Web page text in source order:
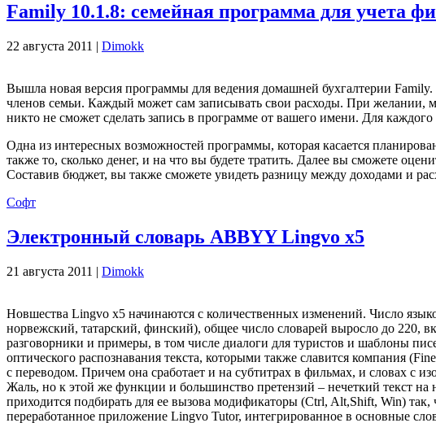
Family 10.1.8: семейная программа для учета
22 августа 2011 | Dimokk
Вышла новая версия программы для ведения домашней бухгалтерии Family.
членов семьи. Каждый может сам записывать свои расходы. При желании,
никто не сможет сделать запись в программе от вашего имени. Для
Одна из интересных возможностей программы, которая касается
также то, сколько денег, и на что вы будете тратить. Далее вы сможете
Составив бюджет, вы также сможете увидеть разницу между доходами и
Софт
Электронный словарь ABBYY Lingvo x5
21 августа 2011 | Dimokk
Новшества Lingvo x5 начинаются с количественных изменений. Число
норвежский, татарский, финский), общее число словарей выросло до 220,
разговорники и примеры, в том числе диалоги для туристов и шаблоны
оптического распознавания текста, которыми также славится компания
с переводом. Причем она сработает и на субтитрах в фильмах, и словах с
Жаль, но к этой же функции и большинство претензий – нечеткий текст
приходится подбирать для ее вызова модификаторы (Ctrl, Alt,Shift, Win)
переработанное приложение Lingvo Tutor, интегрированное в основные